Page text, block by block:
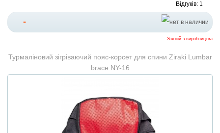
Відгуків: 1
-
Знятий з виробництва
Турмаліновий зігріваючий пояс-корсет для спини Ziraki Lumbar
brace NY-16